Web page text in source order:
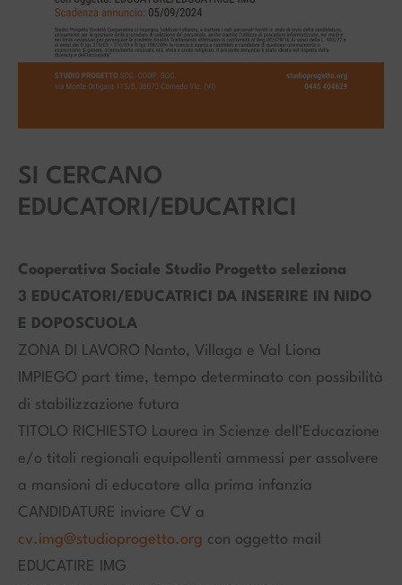
SI CERCANO
EDUCATORI/EDUCATRICI
Cooperativa Sociale Studio Progetto seleziona
3 EDUCATORI/EDUCATRICI DA INSERIRE IN NIDO
E DOPOSCUOLA
ZONA DI LAVORO Nanto, Villaga e Val Liona
IMPIEGO part time, tempo determinato con possibilità
di stabilizzazione futura
TITOLO RICHIESTO Laurea in Scienze dell’Educazione
e/o titoli regionali equipollenti ammessi per assolvere
a mansioni di educatore alla prima infanzia
CANDIDATURE inviare CV a
cv.img@studioprogetto.org con oggetto mail
EDUCATIRE IMG